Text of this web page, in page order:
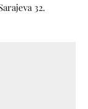
32.